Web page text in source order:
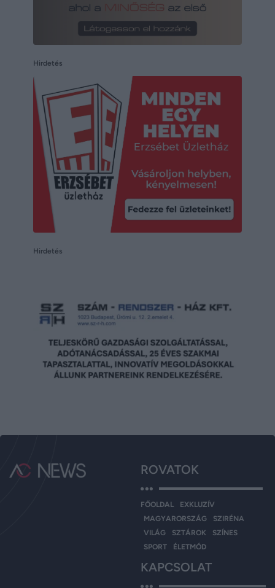
Hirdetés
Hirdetés
ROVATOK
FŐOLDAL
EXKLUZÍV
MAGYARORSZÁG
SZIRÉNA
VILÁG
SZTÁROK
SZÍNES
SPORT
ÉLETMÓD
KAPCSOLAT